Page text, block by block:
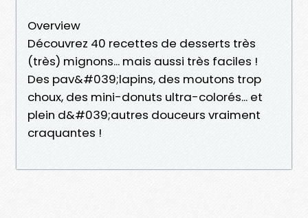
Overview
Découvrez 40 recettes de desserts très
(très) mignons... mais aussi très faciles !
Des pav&#039;lapins, des moutons trop
choux, des mini-donuts ultra-colorés... et
plein d&#039;autres douceurs vraiment
craquantes !